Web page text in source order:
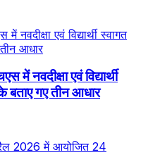
नवदीक्षा एवं विद्यार्थी
बताए गए तीन आधार